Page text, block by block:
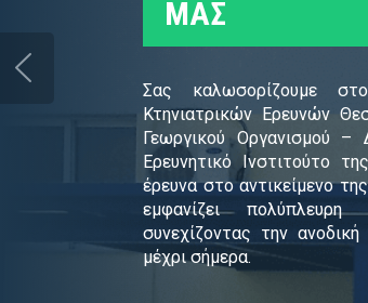
ΜΑΣ
Σας καλωσορίζουμε
Κτηνιατρικών Ερευνών
Γεωργικού Οργανισμού
Ερευνητικό Ινστιτούτο
έρευνα στο αντικείμενο
εμφανίζει πολύπλευρη
συνεχίζοντας την
μέχρι σήμερα.